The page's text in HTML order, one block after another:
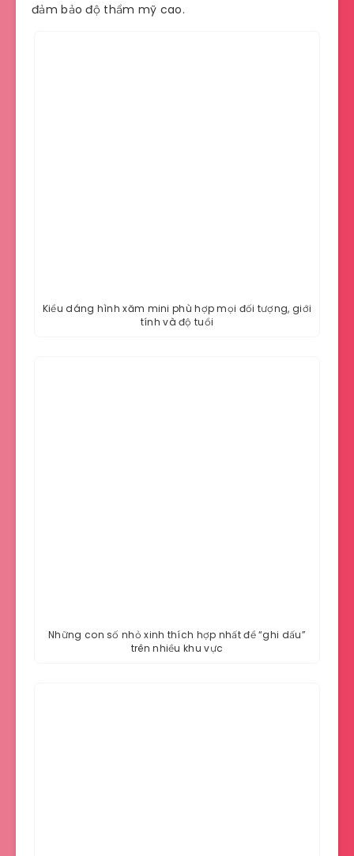
đảm bảo độ thẩm mỹ cao.
Kiểu dáng hình xăm mini phù hợp mọi đối tượng, giới
tính và độ tuổi
Những con số nhỏ xinh thích hợp nhất để “ghi dấu”
trên nhiều khu vực